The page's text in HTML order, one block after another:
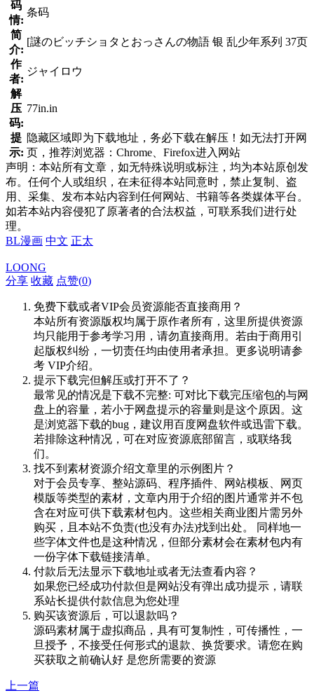
码
情:
条码
简
介:
[謎のビッチショタとおっさんの物語 银 乱少年系列 37页
作
者:
ジャイロウ
解
压
码:
77in.in
提
示:
隐藏区域即为下载地址，务必下载在解压！如无法打开网
页，推荐浏览器：Chrome、Firefox进入网站
声明：本站所有文章，如无特殊说明或标注，均为本站原创发
布。任何个人或组织，在未征得本站同意时，禁止复制、盗
用、采集、发布本站内容到任何网站、书籍等各类媒体平台。
如若本站内容侵犯了原著者的合法权益，可联系我们进行处
理。
BL漫画 中文 正太
LOONG
分享 收藏 点赞(0)
免费下载或者VIP会员资源能否直接商用？
本站所有资源版权均属于原作者所有，这里所提供资源
均只能用于参考学习用，请勿直接商用。若由于商用引
起版权纠纷，一切责任均由使用者承担。更多说明请参
考 VIP介绍。
提示下载完但解压或打开不了？
最常见的情况是下载不完整: 可对比下载完压缩包的与网
盘上的容量，若小于网盘提示的容量则是这个原因。这
是浏览器下载的bug，建议用百度网盘软件或迅雷下载。
若排除这种情况，可在对应资源底部留言，或联络我
们。
找不到素材资源介绍文章里的示例图片？
对于会员专享、整站源码、程序插件、网站模板、网页
模版等类型的素材，文章内用于介绍的图片通常并不包
含在对应可供下载素材包内。这些相关商业图片需另外
购买，且本站不负责(也没有办法)找到出处。 同样地一
些字体文件也是这种情况，但部分素材会在素材包内有
一份字体下载链接清单。
付款后无法显示下载地址或者无法查看内容？
如果您已经成功付款但是网站没有弹出成功提示，请联
系站长提供付款信息为您处理
购买该资源后，可以退款吗？
源码素材属于虚拟商品，具有可复制性，可传播性，一
旦授予，不接受任何形式的退款、换货要求。请您在购
买获取之前确认好 是您所需要的资源
上一篇